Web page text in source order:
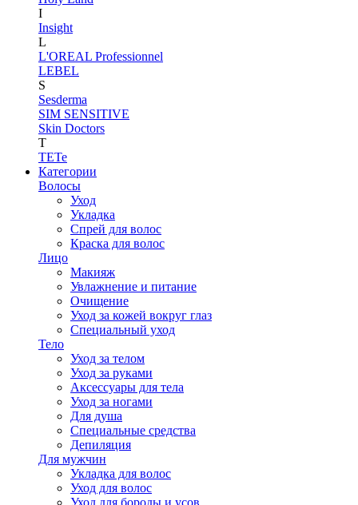
I
Insight
L
L'OREAL Professionnel
LEBEL
S
Sesderma
SIM SENSITIVE
Skin Doctors
T
TETe
Категории
Волосы
Уход
Укладка
Спрей для волос
Краска для волос
Лицо
Макияж
Увлажнение и питание
Очищение
Уход за кожей вокруг глаз
Специальный уход
Тело
Уход за телом
Уход за руками
Аксессуары для тела
Уход за ногами
Для душа
Специальные средства
Депиляция
Для мужчин
Укладка для волос
Уход для волос
Уход для бороды и усов